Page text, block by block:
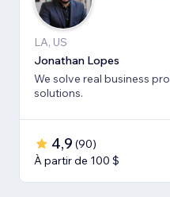
LA, US
Jonathan Lopes
We solve real business
solutions.
4,9 (90)
À partir de 100 $